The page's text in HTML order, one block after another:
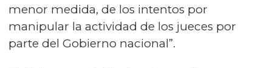
menor medida, de los intentos por
manipular la actividad de los jueces por
parte del Gobierno nacional”.